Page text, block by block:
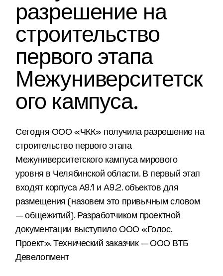
разрешение на
строительство
первого этапа
Межуниверситетск
ого кампуса.
Сегодня ООО «ЧКК» получила разрешение на
строительство первого этапа
Межуниверситетского кампуса мирового
уровня в Челябинской области. В первый этап
входят корпуса А9.1 и А9.2. объектов для
размещения (назовем это привычным словом
— общежитий). Разработчиком проектной
документации выступило ООО «Голос.
Проект». Технический заказчик — ООО ВТБ
Девелопмент